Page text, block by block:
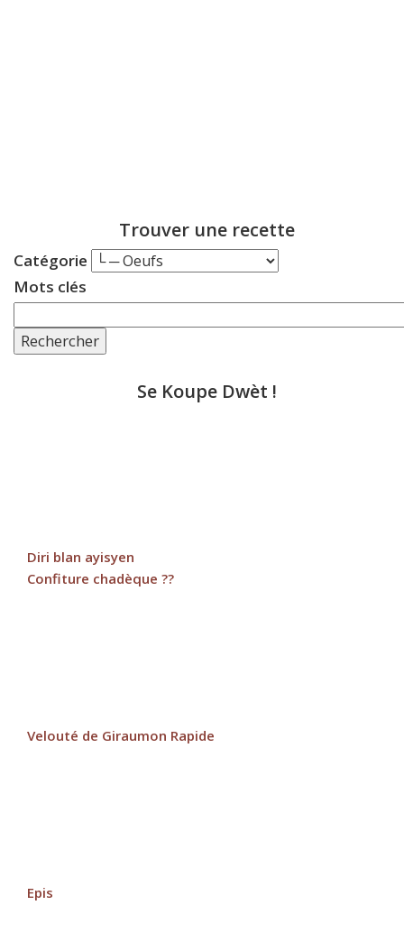
Trouver une recette
Catégorie
Mots clés
Rechercher
Se Koupe Dwèt !
Diri blan ayisyen
Confiture chadèque ??
Velouté de Giraumon Rapide
Epis